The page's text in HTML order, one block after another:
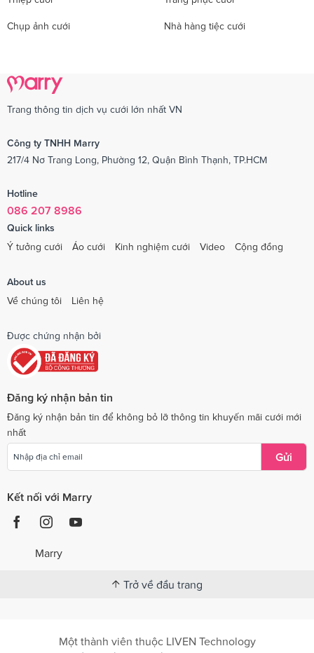
Chụp ảnh cưới Nhà hàng tiệc cưới
Trang thông tin dịch vụ cưới lớn nhất VN
Công ty TNHH Marry
217/4 Nơ Trang Long, Phường 12, Quận Bình Thạnh, TP.HCM
Hotline
086 207 8986
Quick links
Ý tưởng cưới
Áo cưới Kinh nghiệm cưới Video Cộng đồng
About us
Về chúng tôi
Liên hệ
Được chứng nhận bởi
Đăng ký nhận bản tin
Đăng ký nhận bản tin để không bỏ lỡ thông tin khuyến mãi cưới mới
nhất
Gửi
Kết nối với Marry
Marry
Trở về đầu trang
Một thành viên thuộc LIVEN Technology